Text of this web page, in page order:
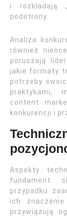
i rozkładają
podstrony.
Analiza
również
poruszają
jakie formaty
potrzeby
praktykami,
content
konkurencji i
Aspekty
fundament
przypadku
ich
przywiązują